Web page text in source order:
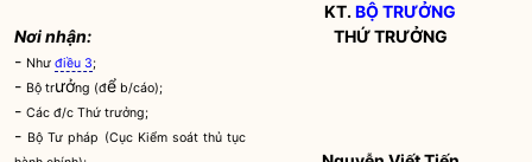
Nơi nhận:
- Nhưđiều 3;
- Bộ trưởng (để b/cáo);
-Các đ/c Thứ trưởng;
- Bộ Tư pháp (Cục Kiểm soát thủ tục
KT.BỘ TRƯỞNG
THỨ TRƯỞNG